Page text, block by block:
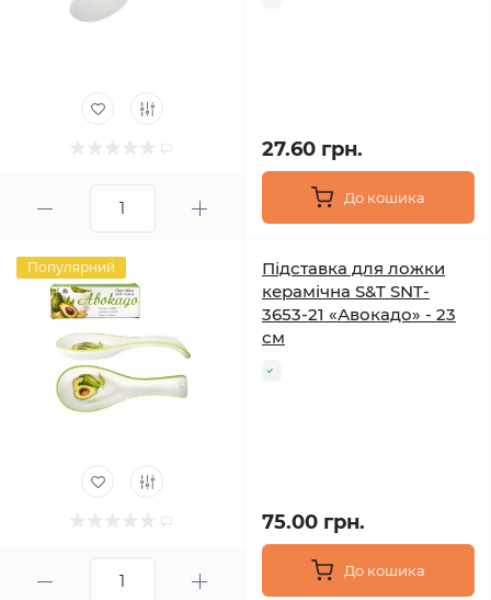
27.60 грн.
До кошика
Популярний
Підставка для ложки
керамічна S&T SNT-
3653-21 «Авокадо» - 23
см
75.00 грн.
До кошика